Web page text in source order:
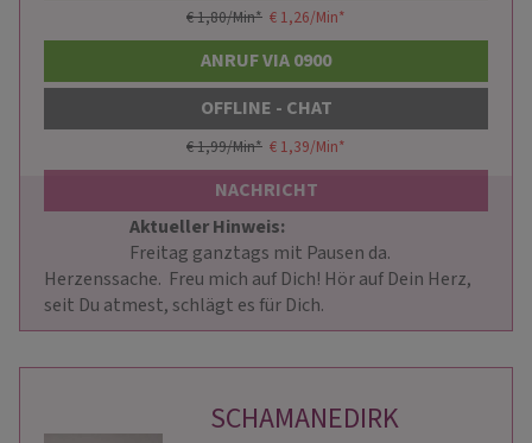
€ 1,80/Min* € 1,26/Min*
ANRUF VIA 0900
OFFLINE - CHAT
€ 1,99/Min* € 1,39/Min*
NACHRICHT
Aktueller Hinweis:
Herzenssache.  Freu mich auf Dich! Hör auf Dein Herz,
seit Du atmest, schlägt es für Dich.
SCHAMANEDIRK